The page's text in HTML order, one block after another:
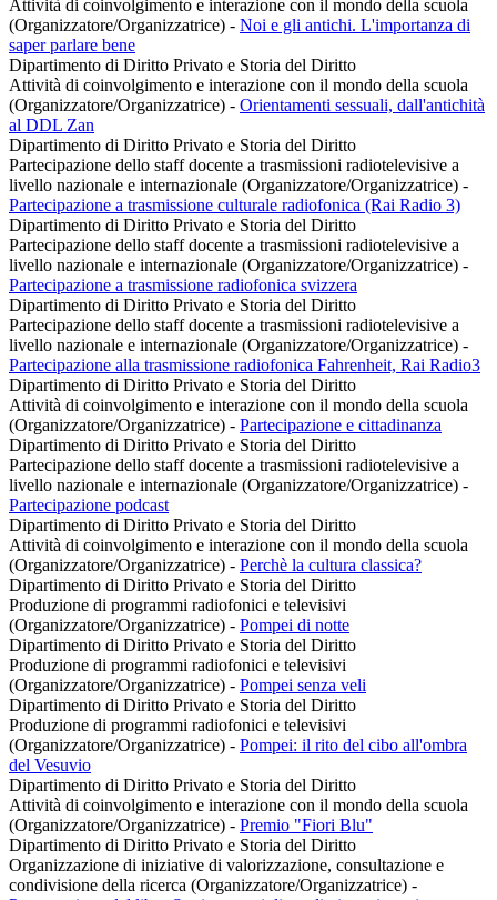
Attività di coinvolgimento e interazione con il mondo della scuola
(Organizzatore/Organizzatrice) - Noi e gli antichi. L'importanza di
saper parlare bene
Dipartimento di Diritto Privato e Storia del Diritto
Attività di coinvolgimento e interazione con il mondo della scuola
(Organizzatore/Organizzatrice) - Orientamenti sessuali, dall'antichità
al DDL Zan
Dipartimento di Diritto Privato e Storia del Diritto
Partecipazione dello staff docente a trasmissioni radiotelevisive a
livello nazionale e internazionale (Organizzatore/Organizzatrice) -
Partecipazione a trasmissione culturale radiofonica (Rai Radio 3)
Dipartimento di Diritto Privato e Storia del Diritto
Partecipazione dello staff docente a trasmissioni radiotelevisive a
livello nazionale e internazionale (Organizzatore/Organizzatrice) -
Partecipazione a trasmissione radiofonica svizzera
Dipartimento di Diritto Privato e Storia del Diritto
Partecipazione dello staff docente a trasmissioni radiotelevisive a
livello nazionale e internazionale (Organizzatore/Organizzatrice) -
Partecipazione alla trasmissione radiofonica Fahrenheit, Rai Radio3
Dipartimento di Diritto Privato e Storia del Diritto
Attività di coinvolgimento e interazione con il mondo della scuola
(Organizzatore/Organizzatrice) - Partecipazione e cittadinanza
Dipartimento di Diritto Privato e Storia del Diritto
Partecipazione dello staff docente a trasmissioni radiotelevisive a
livello nazionale e internazionale (Organizzatore/Organizzatrice) -
Partecipazione podcast
Dipartimento di Diritto Privato e Storia del Diritto
Attività di coinvolgimento e interazione con il mondo della scuola
(Organizzatore/Organizzatrice) - Perchè la cultura classica?
Dipartimento di Diritto Privato e Storia del Diritto
Produzione di programmi radiofonici e televisivi
(Organizzatore/Organizzatrice) - Pompei di notte
Dipartimento di Diritto Privato e Storia del Diritto
Produzione di programmi radiofonici e televisivi
(Organizzatore/Organizzatrice) - Pompei senza veli
Dipartimento di Diritto Privato e Storia del Diritto
Produzione di programmi radiofonici e televisivi
(Organizzatore/Organizzatrice) - Pompei: il rito del cibo all'ombra
del Vesuvio
Dipartimento di Diritto Privato e Storia del Diritto
Attività di coinvolgimento e interazione con il mondo della scuola
(Organizzatore/Organizzatrice) - Premio "Fiori Blu"
Dipartimento di Diritto Privato e Storia del Diritto
Organizzazione di iniziative di valorizzazione, consultazione e
condivisione della ricerca (Organizzatore/Organizzatrice) -